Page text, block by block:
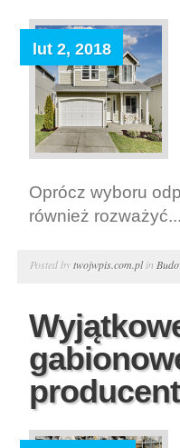
lut 2, 2018
Oprócz wyboru
również rozważyć...
Posted bytwojwpis.com.plin